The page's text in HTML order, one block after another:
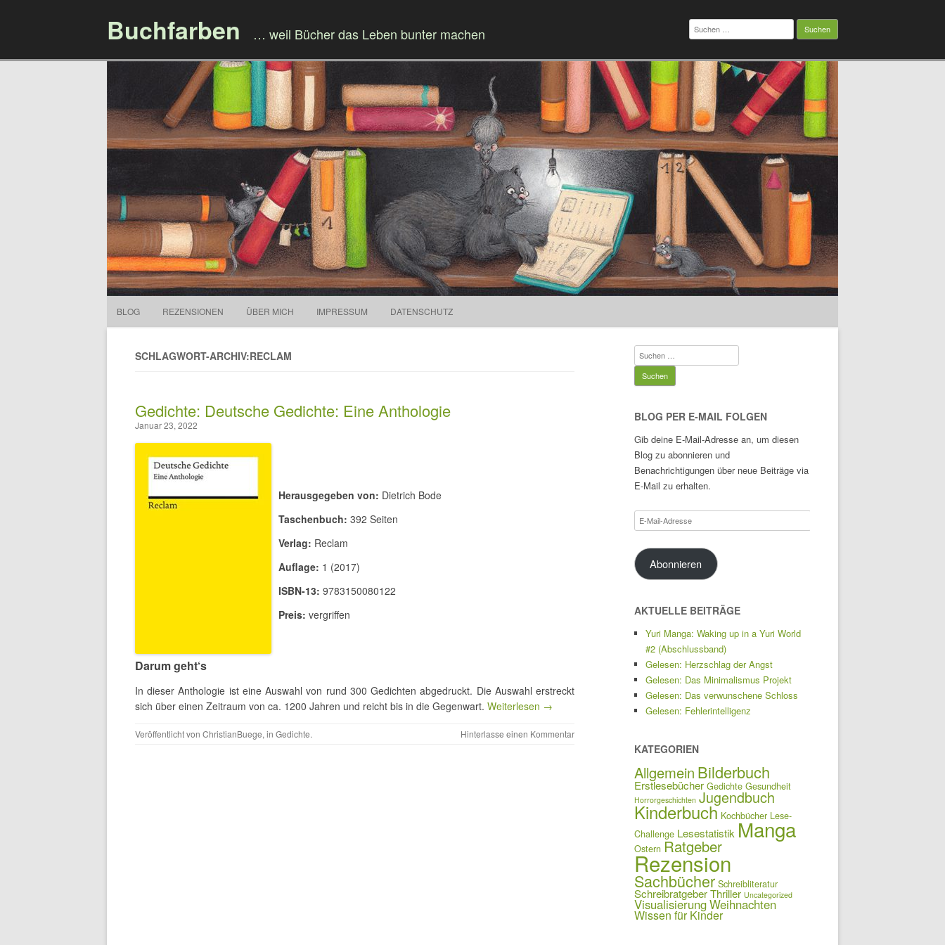
Buchfarben … weil Bücher das Leben bunter machen
Suchen
nach:
BLOG REZENSIONEN ÜBER MICH IMPRESSUM DATENSCHUTZ
SCHLAGWORT-ARCHIV:RECLAM
Gedichte: Deutsche Gedichte: Eine Anthologie
Januar 23, 2022
Herausgegeben von: Dietrich Bode
Taschenbuch: 392 Seiten
Verlag: Reclam
Auflage: 1 (2017)
ISBN-13: 9783150080122
Preis: vergriffen
Darum geht‘s
In dieser Anthologie ist eine Auswahl von rund 300 Gedichten abgedruckt. Die Auswahl erstreckt
sich über einen Zeitraum von ca. 1200 Jahren und reicht bis in die Gegenwart. Weiterlesen →
Veröffentlicht von ChristianBuege, in Gedichte. Hinterlasse einen Kommentar
Suchen
nach:
BLOG PER E-MAIL FOLGEN
Gib deine E-Mail-Adresse an, um diesen
Blog zu abonnieren und
Benachrichtigungen über neue Beiträge via
E-Mail zu erhalten.
E-
Mail-
Adresse
Abonnieren
AKTUELLE BEITRÄGE
Yuri Manga: Waking up in a Yuri World
#2 (Abschlussband)
Gelesen: Herzschlag der Angst
Gelesen: Das Minimalismus Projekt
Gelesen: Das verwunschene Schloss
Gelesen: Fehlerintelligenz
KATEGORIEN
Allgemein Bilderbuch
Erstlesebücher Gedichte Gesundheit
Horrorgeschichten Jugendbuch
Kinderbuch Kochbücher Lese-
Challenge Lesestatistik Manga
Ostern Ratgeber
Rezension
Sachbücher Schreibliteratur
SchreibratgeberThriller Uncategorized
VisualisierungWeihnachten
Wissen für Kinder